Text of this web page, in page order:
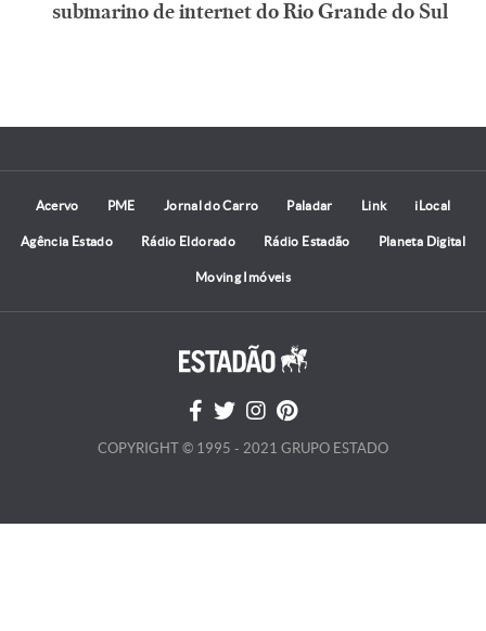
submarino de internet do Rio Grande do Sul
Acervo PME Jornal do Carro Paladar Link iLocal
Agência Estado Rádio Eldorado Rádio Estadão Planeta Digital
Moving Imóveis
COPYRIGHT © 1995 - 2021 GRUPO ESTADO